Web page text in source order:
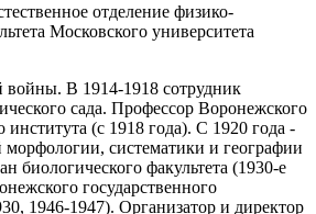
отделение физико-
Московского университета
В 1914-1918 сотрудник
сада. Профессор Воронежского
института (с 1918 года). С 1920 года -
систематики и географии
биологического факультета (1930-е
государственного
1946-1947). Организатор и директор